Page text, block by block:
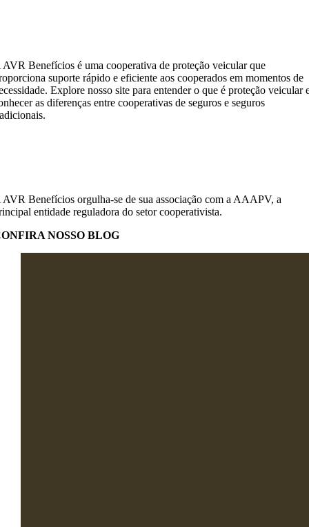
AVR Benefícios é uma cooperativa de proteção veicular que
suporte rápido e eficiente aos cooperados em momentos de
Explore nosso site para entender o que é proteção veicular
as diferenças entre cooperativas de seguros e seguros
AVR Benefícios orgulha-se de sua associação com a AAAPV, a
entidade reguladora do setor cooperativista.
NOSSO BLOG